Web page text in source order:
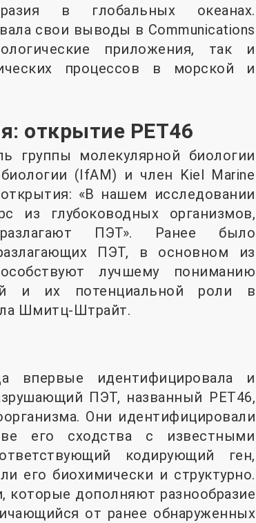
в глобальных океанах.
свои выводы в Communications
приложения, так и
процессов в морской и
открытие PET46
группы молекулярной биологии
(IfAM) и член Kiel Marine
«В нашем исследовании
из глубоководных организмов,
ПЭТ». Ранее было
ПЭТ, в основном из
лучшему пониманию
и их потенциальной роли в
Шмитц-Штрайт.
впервые идентифицировала и
ПЭТ, названный PET46,
Они идентифицировали
его сходства с известными
кодирующий ген,
его биохимически и структурно.
которые дополняют разнообразие
от ранее обнаруженных